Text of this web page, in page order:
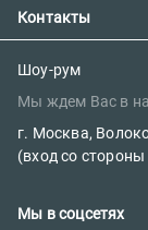
Сотрудничество
Наш блог
Предзаказ
Как сделать заказ
Политика
Контакты
E-mail:
sales@parketov-
Телефоны:
Шоу-рум
Мы ждем Вас в
г. Москва,
(вход со
Мы в соцсетях